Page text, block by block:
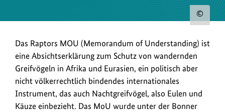
nukleare
Bild
Das Raptors MOU (Memorandum of Understanding) ist
eine Absichtserklärung zum Schutz von wandernden
Greifvögeln in Afrika und Eurasien, ein politisch aber
nicht völkerrechtlich bindendes internationales
Instrument, das auch Nachtgreifvögel, also Eulen und
Käuze einbezieht. Das MoU wurde unter der Bonner